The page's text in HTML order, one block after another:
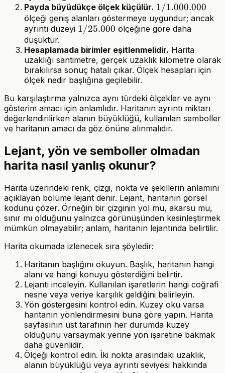
Payda büyüdükçe ölçek küçülür. 1/1.000.000
1/1.000.000
ölçeği geniş alanları göstermeye uygundur; ancak
ayrıntı düzeyi 1/25.000
1/25.000 ölçeğine göre daha
düşüktür.
Hesaplamada birimler eşitlenmelidir. Harita
uzaklığı santimetre, gerçek uzaklık kilometre olarak
bırakılırsa sonuç hatalı çıkar. Ölçek hesapları için
ölçek nedir başlığına geçilebilir.
Bu karşılaştırma yalnızca aynı türdeki ölçekler ve aynı
gösterim amacı için anlamlıdır. Haritanın ayrıntı miktarı
değerlendirilirken alanın büyüklüğü, kullanılan semboller
ve haritanın amacı da göz önüne alınmalıdır.
Lejant, yön ve semboller olmadan
harita nasıl yanlış okunur?
Harita üzerindeki renk, çizgi, nokta ve şekillerin anlamını
açıklayan bölüme lejant denir. Lejant, haritanın görsel
kodunu çözer. Örneğin bir çizginin yol mu, akarsu mu,
sınır mı olduğunu yalnızca görünüşünden kesinleştirmek
mümkün olmayabilir; anlam, haritanın lejantında belirtilir.
Harita okumada izlenecek sıra şöyledir:
Haritanın başlığını okuyun. Başlık, haritanın hangi
alanı ve hangi konuyu gösterdiğini belirtir.
Lejantı inceleyin. Kullanılan işaretlerin hangi coğrafi
nesne veya veriye karşılık geldiğini belirleyin.
Yön göstergesini kontrol edin. Kuzey oku varsa
haritanın yönlendirmesini buna göre yapın. Harita
sayfasının üst tarafının her durumda kuzey
olduğunu varsaymak yerine yön işaretine bakmak
daha güvenlidir.
Ölçeği kontrol edin. İki nokta arasındaki uzaklık,
alanın büyüklüğü veya ayrıntı seviyesi hakkında